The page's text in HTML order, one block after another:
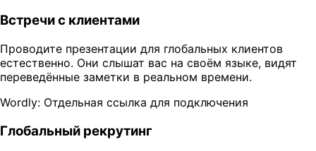
Встречи с клиентами
Проводите презентации для глобальных клиентов
естественно. Они слышат вас на своём языке, видят
переведённые заметки в реальном времени.
Wordly: Отдельная ссылка для подключения
Глобальный рекрутинг